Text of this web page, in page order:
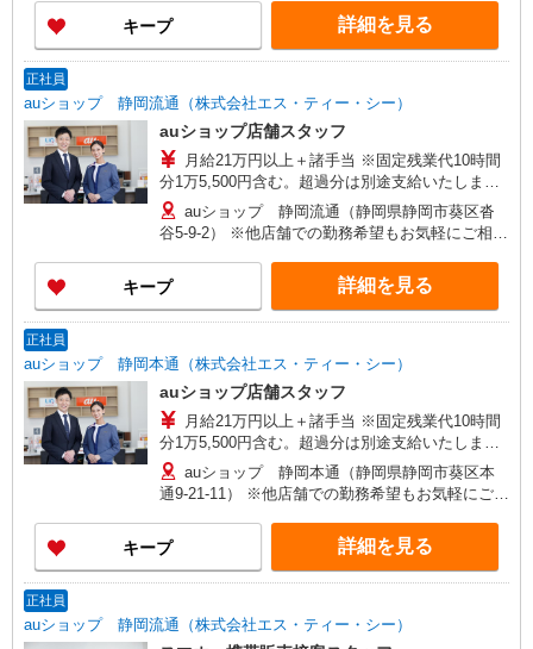
者 経験5年 年収480万円（月給31万円×12ヶ月
＋諸手当）/30歳店長職 経験5年
キープ 詳細を見る
正社員
auショップ 静岡流通（株式会社エス・ティー・シー）
auショップ店舗スタッフ
月給21万円以上＋諸手当 ※固定残業代10時間
分1万5,500円含む。超過分は別途支給いたしま
す。 【年収例】 年収400万円（月給25万円×12ヶ
月＋諸手当）/25歳 経験3年 年収440万円（月給
28万円×12ヶ月＋諸手当）/29歳店頭フロア責任
者 経験5年 年収480万円（月給31万円×12ヶ月
＋諸手当）/30歳店長職 経験5年
auショップ 静岡流通（静岡県静岡市葵区沓
谷5-9-2） ※他店舗での勤務希望もお気軽にご相談
キープ 詳細を見る
正社員
auショップ 静岡本通（株式会社エス・ティー・シー）
auショップ店舗スタッフ
月給21万円以上＋諸手当 ※固定残業代10時間
分1万5,500円含む。超過分は別途支給いたしま
す。 【年収例】 年収400万円（月給25万円×12ヶ
月＋諸手当）/25歳 経験3年 年収440万円（月給
28万円×12ヶ月＋諸手当）/29歳店頭フロア責任
者 経験5年 年収480万円（月給31万円×12ヶ月
＋諸手当）/30歳店長職 経験5年
auショップ 静岡本通（静岡県静岡市葵区本
通9-21-11） ※他店舗での勤務希望もお気軽にご相
キープ 詳細を見る
正社員
auショップ 静岡流通（株式会社エス・ティー・シー）